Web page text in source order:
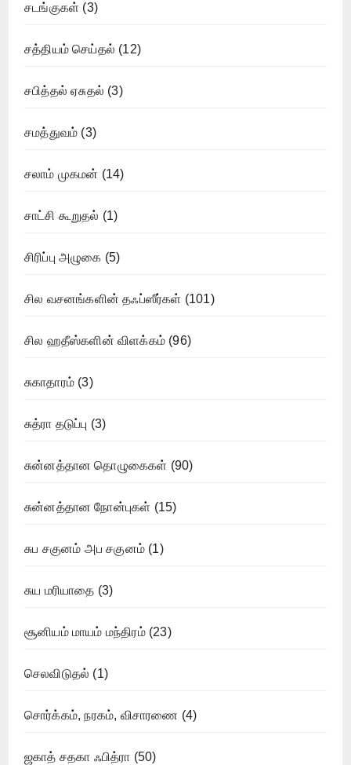
சடங்குகள் (3)
சத்தியம் செய்தல் (12)
சபித்தல் ஏசுதல் (3)
சமத்துவம் (3)
சலாம் முகமன் (14)
சாட்சி கூறுதல் (1)
சிரிப்பு அழுகை (5)
சில வசனங்களின் தஃப்ஸீர்கள் (101)
சில ஹதீஸ்களின் விளக்கம் (96)
சுகாதாரம் (3)
சுத்ரா தடுப்பு (3)
சுன்னத்தான தொழுகைகள் (90)
சுன்னத்தான நோன்புகள் (15)
சுப சகுனம் அப சகுனம் (1)
சுய மரியாதை (3)
சூனியம் மாயம் மந்திரம்(23)
செலவிடுதல் (1)
சொர்க்கம், நரகம், விசாரணை (4)
ஜகாத் சதகா ஃபித்ரா (50)